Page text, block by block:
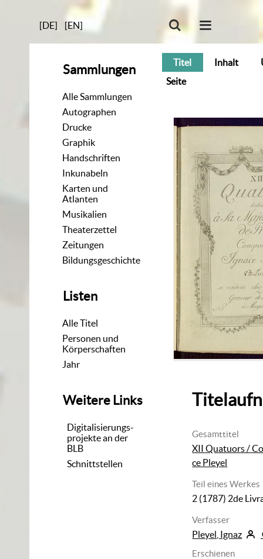
[DE] [EN]
Sammlungen
Alle Sammlungen
Autographen
Drucke
Graphik
Handschriften
Inkunabeln
Karten und
Atlanten
Musikalien
Theaterzettel
Zeitungen
Bildungsgeschichte
Listen
Alle Titel
Personen und
Körperschaften
Jahr
Weitere Links
Digitalisierungs-
projekte an der
BLB
Schnittstellen
Titel Inhalt
Seite
Gesamttitel
XII Quatuors /
ce Pleyel
Teil eines Werkes
2 (1787) 2de
Verfasser
Pleyel, Ignaz
Erschienen